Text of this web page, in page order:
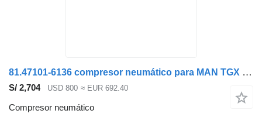
81.47101-6136 compresor neumático para MAN TGX restayl cabeza tractora
S/ 2,704 USD 800 ≈ EUR 692.40
Compresor neumático